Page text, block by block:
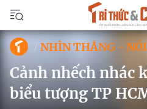
NHÌN THẲNG -
Cảnh nhếch nhác
biểu tượng TP